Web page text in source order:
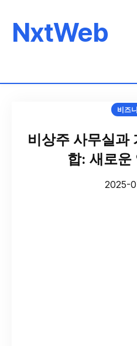
NxtWeb
비즈
비상주 사무실과
합: 새로운
2025-